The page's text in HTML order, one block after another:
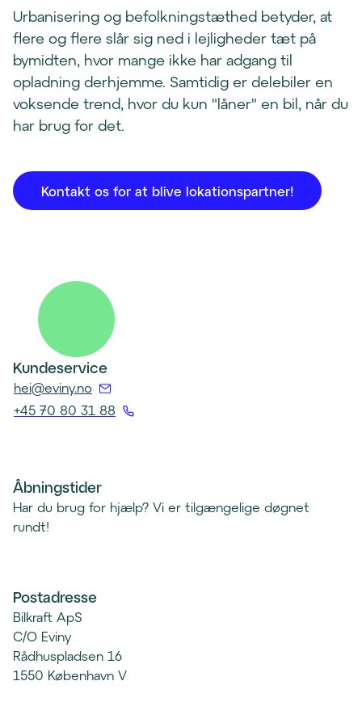
Urbanisering og befolkningstæthed betyder, at
flere og flere slår sig ned i lejligheder tæt på
bymidten, hvor mange ikke har adgang til
opladning derhjemme. Samtidig er delebiler en
voksende trend, hvor du kun "låner" en bil, når du
har brug for det.
Kontakt os for at blive lokationspartner!
Kundeservice
hei@eviny.no(
Å
r
e
k
e
n
+45 70 80 31 88
n
e
r
e
f
o
n
k
Åbningstider
Har du brug for hjælp? Vi er tilgængelige døgnet
rundt!
Postadresse
Bilkraft ApS
C/O Eviny
Rådhuspladsen 16
1550 København V